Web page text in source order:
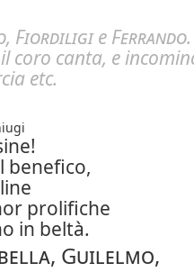
, Fiordiligie Ferrando.
coro canta, e
etc.
benefico,
prolifiche
in beltà.
Guilelmo,